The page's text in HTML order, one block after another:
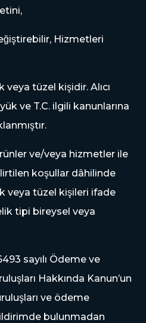
Hizmetleri
veya tüzel kişidir. Alıcı
ve T.C. ilgili kanunlarına
ve/veya hizmetler ile
koşullar dâhilinde
veya tüzel kişileri ifade
tipi bireysel veya
sayılı Ödeme ve
Hakkında Kanun’un
ve ödeme
bulunmadan